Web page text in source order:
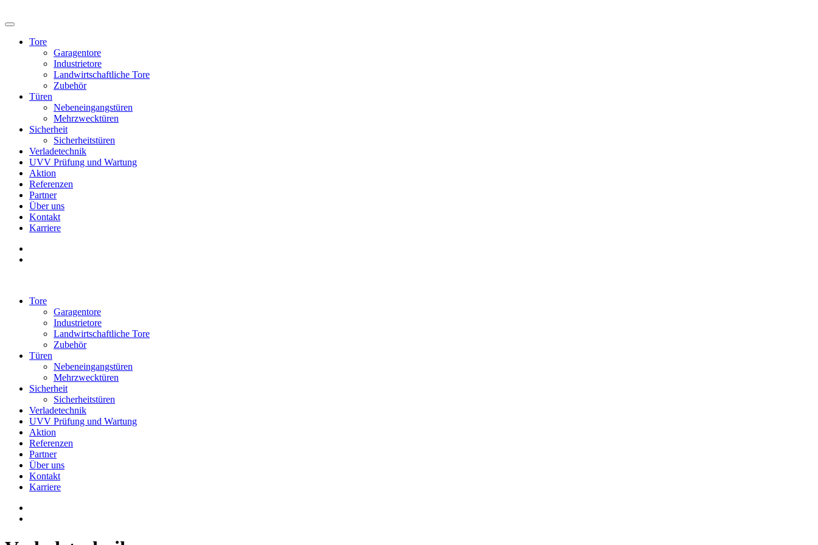
Tore
Garagentore
Industrietore
Landwirtschaftliche Tore
Zubehör
Türen
Nebeneingangstüren
Mehrzwecktüren
Sicherheit
Sicherheitstüren
Verladetechnik
UVV Prüfung und Wartung
Aktion
Referenzen
Partner
Über uns
Kontakt
Karriere
Tore
Garagentore
Industrietore
Landwirtschaftliche Tore
Zubehör
Türen
Nebeneingangstüren
Mehrzwecktüren
Sicherheit
Sicherheitstüren
Verladetechnik
UVV Prüfung und Wartung
Aktion
Referenzen
Partner
Über uns
Kontakt
Karriere